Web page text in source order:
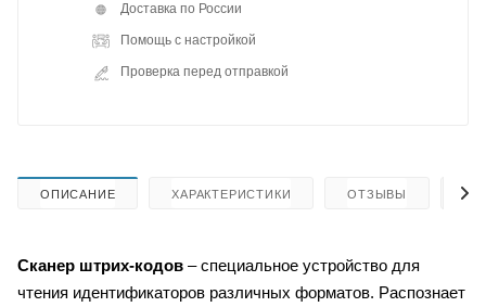
Доставка по России
Помощь с настройкой
Проверка перед отправкой
ОПИСАНИЕ ХАРАКТЕРИСТИКИ ОТЗЫВЫ
Сканер штрих-кодов – специальное устройство для
чтения идентификаторов различных форматов. Распознает